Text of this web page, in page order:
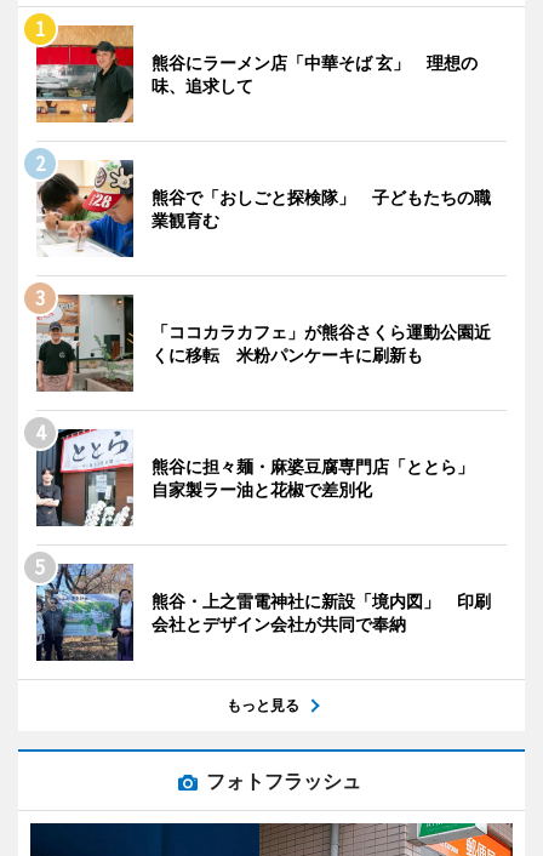
熊谷にラーメン店「中華そば 玄」 理想の
味、追求して
熊谷で「おしごと探検隊」 子どもたちの職
業観育む
「ココカラカフェ」が熊谷さくら運動公園近
くに移転 米粉パンケーキに刷新も
熊谷に担々麺・麻婆豆腐専門店「ととら」
自家製ラー油と花椒で差別化
熊谷・上之雷電神社に新設「境内図」 印刷
会社とデザイン会社が共同で奉納
もっと見る
フォトフラッシュ